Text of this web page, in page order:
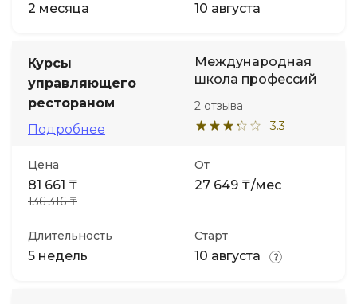
2 месяца 10 августа
Курсы
управляющего
рестораном
Подробнее
Международная
школа профессий
3.3
2 отзыва
Цена
81 661 ₸
136 316 ₸
От
27 649 ₸/мес
Длительность
5 недель
Старт
10 августа
Акции и промокоды